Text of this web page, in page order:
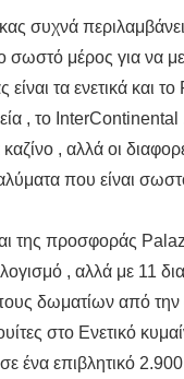
συχνά περιλαμβάνει
σωστό μέρος για να
είναι τα ενετικά και
, το
, αλλά οι
που είναι
της προσφοράς
, αλλά με 11
δωματίων από την
στο Ενετικό
ένα επιβλητικό